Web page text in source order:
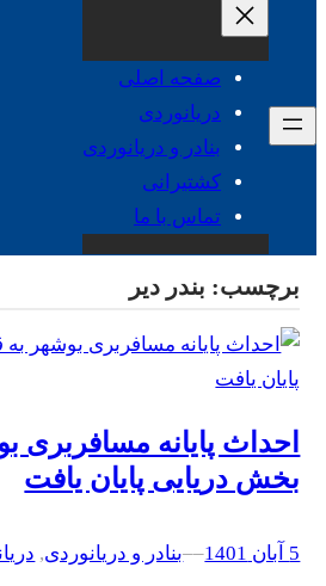
صفحه اصلی
دریانوردی
بنادر و دریانوردی
کشتیرانی
تماس با ما
برچسب: بندر دیر
احداث پایانه مسافربری
بخش دریایی پایان یافت
5 آبان 1401 –
–بنادر و دریانوردی,